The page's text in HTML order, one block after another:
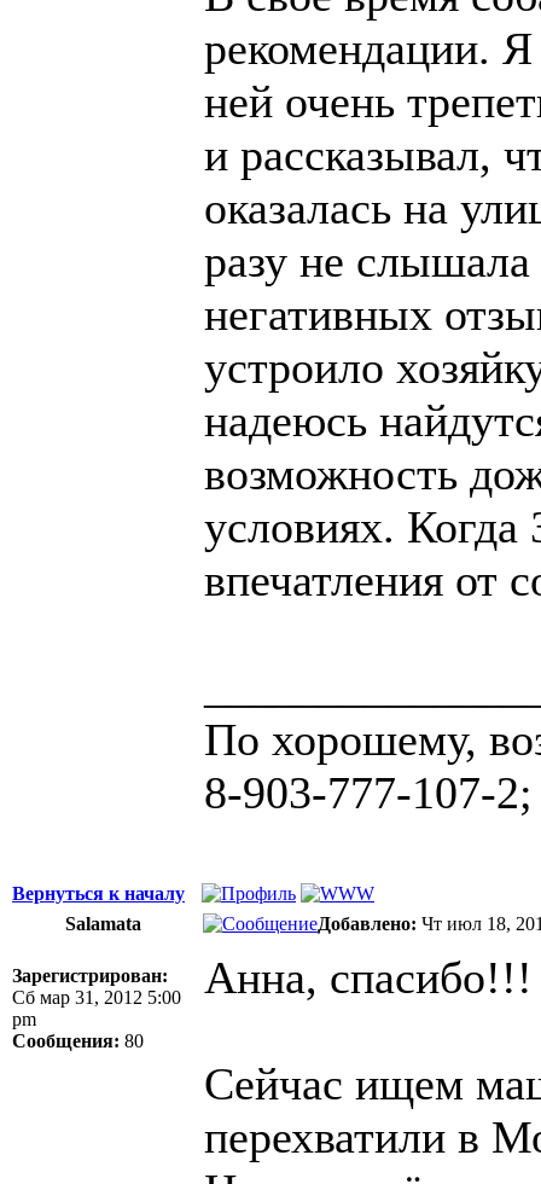
рекомендации.
ней очень
и рассказывал,
оказалась на
разу не слышала
негативных
устроило
надеюсь
возможность
условиях. Когда
впечатления от
По хорошему,
8-903-777-107-
Вернуться к началу
Salamata
Добавлено: Чт июл 18,
Зарегистрирован:
Сб мар 31, 2012 5:00
pm
Сообщения: 80
Анна, спасибо!!!
Сейчас ищем
перехватили в